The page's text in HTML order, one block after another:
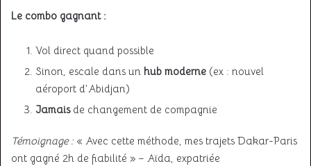
Le combo gagnant :
Vol direct quand possible
Sinon, escale dans un hub moderne (ex : nouvel
aéroport d’Abidjan)
Jamaisde changement de compagnie
Témoignage : « Avec cette méthode, mes trajets Dakar-Paris
ont gagné 2h de fiabilité » – Aïda, expatriée